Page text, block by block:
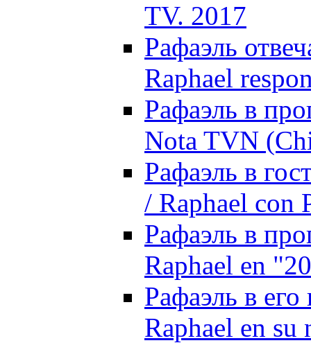
TV. 2017
Рафаэль
Raphael
Рафаэль в
Nota TVN
Рафаэль в
/ Raphael con
Рафаэль в
Raphael en
Рафаэль в
Raphael en